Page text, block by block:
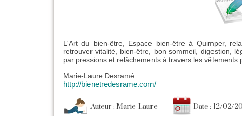
L'Art du bien-être, Espace bien-être à Quimper,
retrouver vitalité, bien-être, bon sommeil, digestion,
par pressions et relâchements à travers les vêtements
Marie-Laure Desramé
http://bienetredesrame.com/
Auteur : Marie-Laure Date : 12/02/